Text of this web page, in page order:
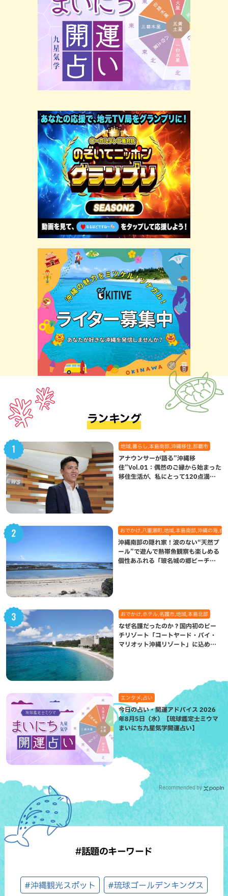
ランキング
地域,暮らし,本島南部,沖縄移住,那覇市
アナウンサーが語る”沖縄移
住”Vol.01：偶然のご縁から始まった
移住生活が、私にとって120点満点
おでかけ,八重瀬町,地域,本島南部,沖縄の海,自
沖縄南部の隠れ家！波のない“天然プ
ール”で遊んで熱帯魚観察も楽しめる
個性あふれる「玻名城の郷ビーチ」
おでかけ,ホテル,名護市,地域,本島北部
なぜ名護だったのか？国内初のビー
チリゾート「コートヤード・バイ・
マリオット沖縄リゾート」に込めら
エンタメ,占い
今日の占い・開運アドバイス 2026
年8月5日（水）【琉球鑑定士ミウマ
まいにち九星気学開運占い】
Recommended by
#話題のキーワード
#沖縄観光スポット #琉球ゴールデンキングス